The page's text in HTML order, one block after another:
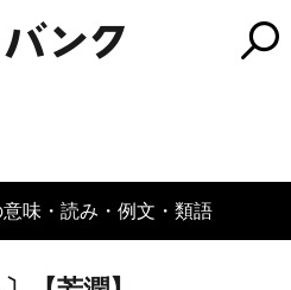
意味・読み・例文・類語